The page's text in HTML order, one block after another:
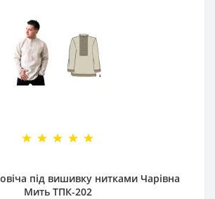
під вишивку нитками Чарівна
Мить ТПК-202